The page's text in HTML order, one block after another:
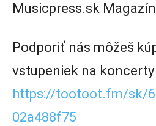
Musicpress.sk Magazín
Podporiť nás môžeš
vstupeniek na koncerty
https://tootoot.fm/sk/
02a488f75